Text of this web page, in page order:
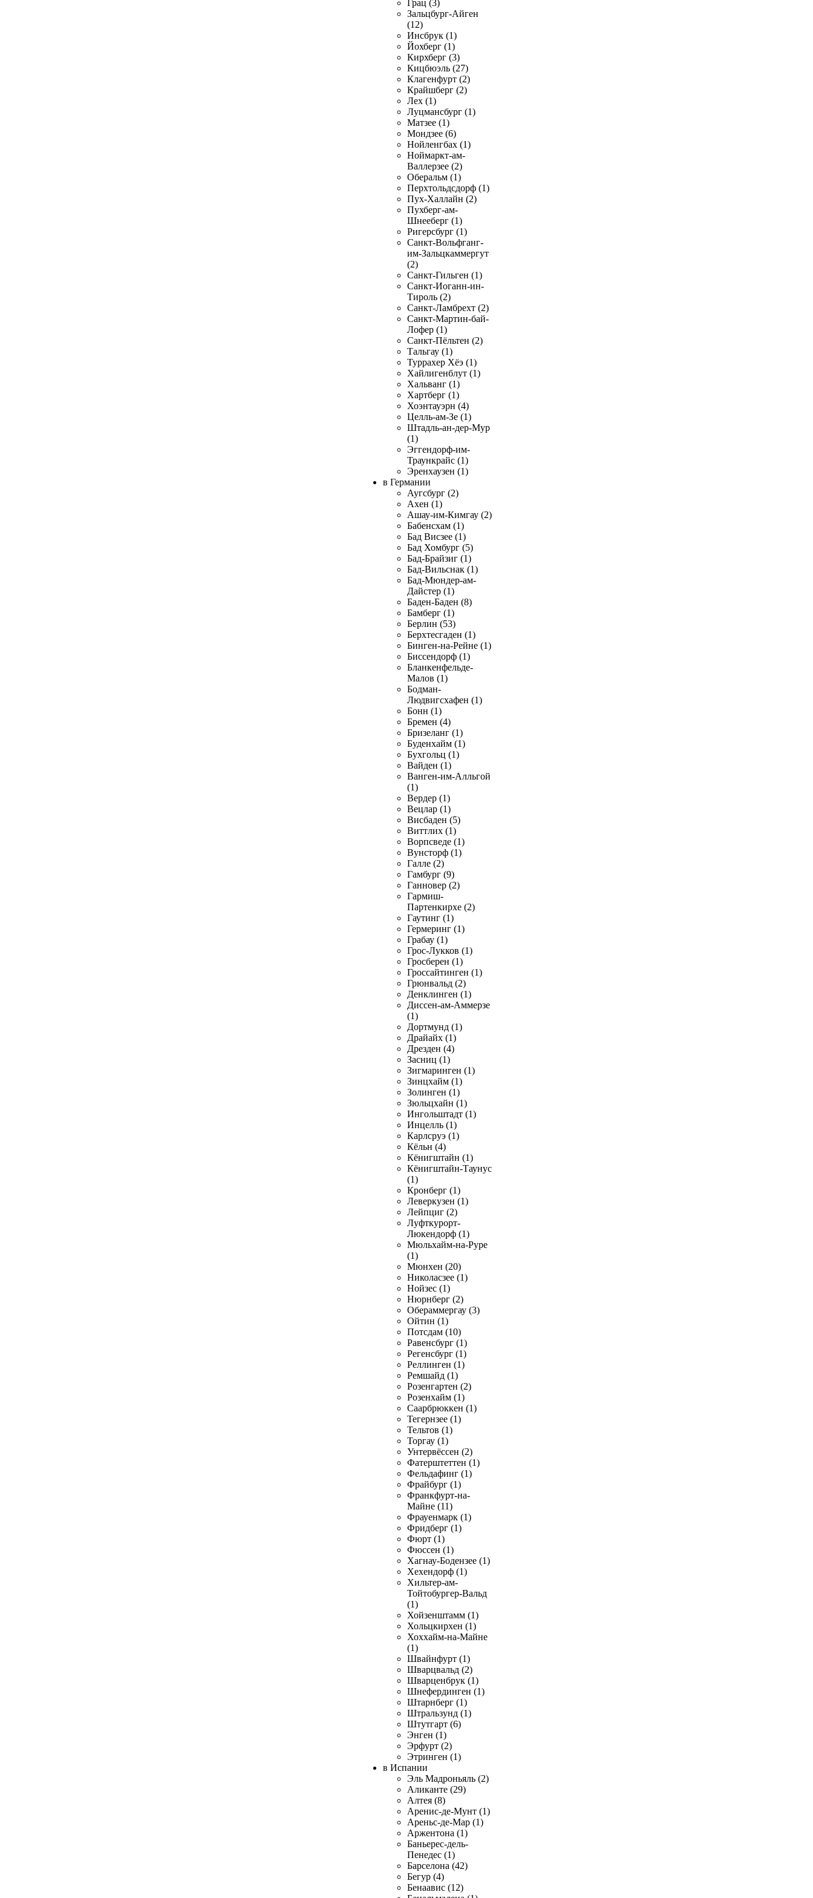
Грац (3)
Зальцбург-Айген
(12)
Инсбрук (1)
Йохберг (1)
Кирхберг (3)
Кицбюэль (27)
Клагенфурт (2)
Крайшберг (2)
Лех (1)
Луцмансбург (1)
Матзее (1)
Мондзее (6)
Нойленгбах (1)
Ноймаркт-ам-
Валлерзее (2)
Оберальм (1)
Перхтольдсдорф (1)
Пух-Халлайн (2)
Пухберг-ам-
Шнееберг (1)
Ригерсбург (1)
Санкт-Вольфганг-
им-Зальцкаммергут
(2)
Санкт-Гильген (1)
Санкт-Иоганн-ин-
Тироль (2)
Санкт-Ламбрехт (2)
Санкт-Мартин-бай-
Лофер (1)
Санкт-Пёльтен (2)
Тальгау (1)
Туррахер Хёэ (1)
Хайлигенблут (1)
Хальванг (1)
Хартберг (1)
Хоэнтауэрн (4)
Целль-ам-Зе (1)
Штадль-ан-дер-Мур
(1)
Эггендорф-им-
Траункрайс (1)
Эренхаузен (1)
в Германии
Аугсбург (2)
Ахен (1)
Ашау-им-Кимгау (2)
Бабенсхам (1)
Бад Висзее (1)
Бад Хомбург (5)
Бад-Брайзиг (1)
Бад-Вильснак (1)
Бад-Мюндер-ам-
Дайстер (1)
Баден-Баден (8)
Бамберг (1)
Берлин (53)
Берхтесгаден (1)
Бинген-на-Рейне (1)
Биссендорф (1)
Бланкенфельде-
Малов (1)
Бодман-
Людвигсхафен (1)
Бонн (1)
Бремен (4)
Бризеланг (1)
Буденхайм (1)
Бухгольц (1)
Вайден (1)
Ванген-им-Алльгой
(1)
Вердер (1)
Вецлар (1)
Висбаден (5)
Виттлих (1)
Ворпсведе (1)
Вунсторф (1)
Галле (2)
Гамбург (9)
Ганновер (2)
Гармиш-
Партенкирхе (2)
Гаутинг (1)
Гермеринг (1)
Грабау (1)
Грос-Лукков (1)
Гросберен (1)
Гроссайтинген (1)
Грюнвальд (2)
Денклинген (1)
Диссен-ам-Аммерзе
(1)
Дортмунд (1)
Драйайх (1)
Дрезден (4)
Засниц (1)
Зигмаринген (1)
Зинцхайм (1)
Золинген (1)
Зюльцхайн (1)
Ингольштадт (1)
Инцелль (1)
Карлсруэ (1)
Кёльн (4)
Кёнигштайн (1)
Кёнигштайн-Таунус
(1)
Кронберг (1)
Леверкузен (1)
Лейпциг (2)
Луфткурорт-
Люкендорф (1)
Мюльхайм-на-Руре
(1)
Мюнхен (20)
Николасзее (1)
Нойзес (1)
Нюрнберг (2)
Обераммергау (3)
Ойтин (1)
Потсдам (10)
Равенсбург (1)
Регенсбург (1)
Реллинген (1)
Ремшайд (1)
Розенгартен (2)
Розенхайм (1)
Саарбрюккен (1)
Тегернзее (1)
Тельтов (1)
Торгау (1)
Унтервёссен (2)
Фатерштеттен (1)
Фельдафинг (1)
Фрайбург (1)
Франкфурт-на-
Майне (11)
Фрауенмарк (1)
Фридберг (1)
Фюрт (1)
Фюссен (1)
Хагнау-Бодензее (1)
Хехендорф (1)
Хильтер-ам-
Тойтобургер-Вальд
(1)
Хойзенштамм (1)
Хольцкирхен (1)
Хоххайм-на-Майне
(1)
Швайнфурт (1)
Шварцвальд (2)
Шварценбрук (1)
Шнефердинген (1)
Штарнберг (1)
Штральзунд (1)
Штутгарт (6)
Энген (1)
Эрфурт (2)
Этринген (1)
в Испании
Эль Мадроньяль (2)
Аликанте (29)
Алтея (8)
Аренис-де-Мунт (1)
Ареньс-де-Мар (1)
Аржентона (1)
Баньерес-дель-
Пенедес (1)
Барселона (42)
Бегур (4)
Бенаавис (12)